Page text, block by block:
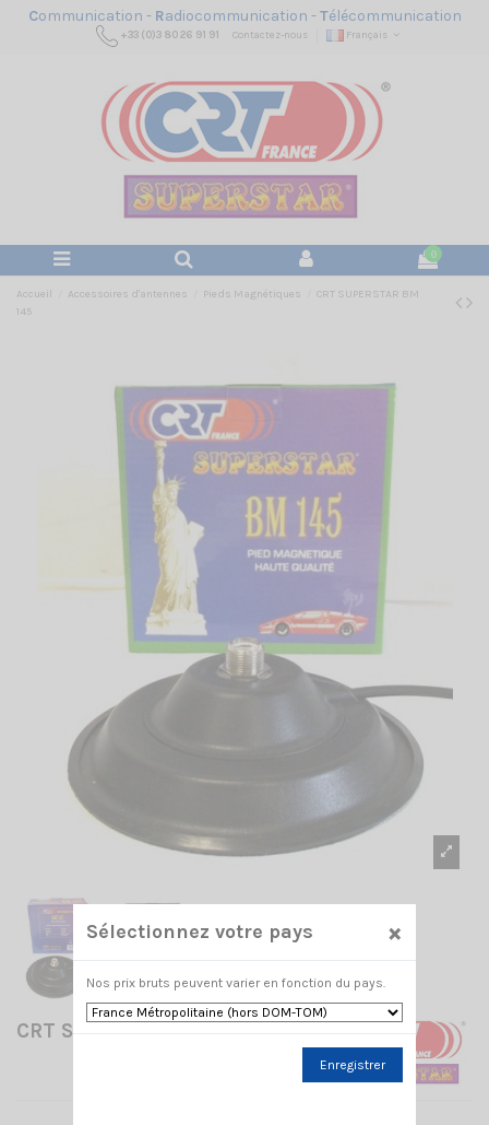
Communication - Radiocommunication -Télécommunication
+33 (0)3 80 26 91 91 Contactez-nous Français
0
Accueil Accessoires d'antennes Pieds Magnétiques
CRT SUPERSTAR BM
145
CRT SUPERSTAR BM 145
Sélectionnez votre pays ×
Nos prix bruts peuvent varier en fonction du pays.
Enregistrer